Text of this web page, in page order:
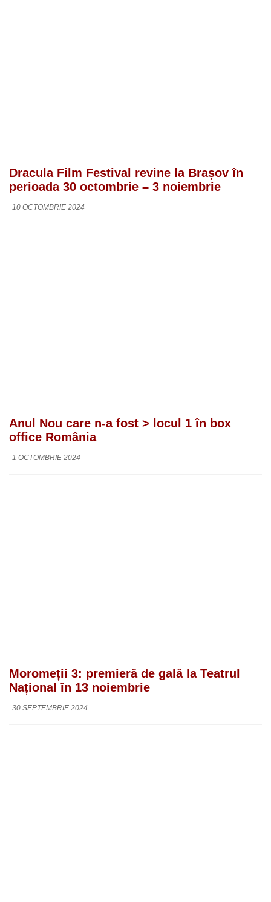
Dracula Film Festival revine la Brașov în
perioada 30 octombrie – 3 noiembrie
10 OCTOMBRIE 2024
Anul Nou care n-a fost > locul 1 în box
office România
1 OCTOMBRIE 2024
Moromeții 3: premieră de gală la Teatrul
Național în 13 noiembrie
30 SEPTEMBRIE 2024